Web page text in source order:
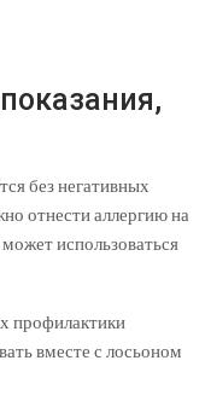
без негативных
отнести аллергию на
использоваться
профилактики
вместе с лосьоном